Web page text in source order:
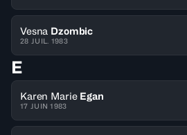
Vesna Dzombic
28 JUIL. 1983
E
Karen Marie Egan
17 JUIN 1983